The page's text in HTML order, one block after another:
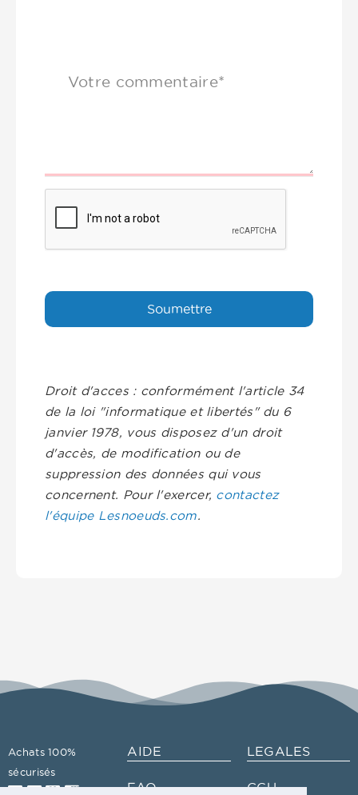
Votre commentaire*
Droit d'acces : conformément l'article 34
de la loi "informatique et libertés" du 6
janvier 1978, vous disposez d'un droit
d'accès, de modification ou de
suppression des données qui vous
concernent. Pour l'exercer, contactez
l'équipe Lesnoeuds.com.
Achats 100%
sécurisés
AIDE
FAQ
LEGALES
CGU